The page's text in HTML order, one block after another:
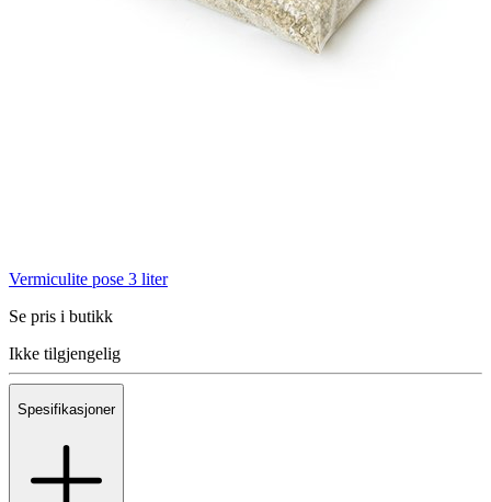
Vermiculite pose 3 liter
Se pris i butikk
Ikke tilgjengelig
Spesifikasjoner